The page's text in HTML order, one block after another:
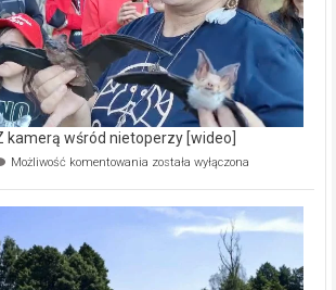
kamerą wśród nietoperzy [wideo]
Możliwość komentowania Ekologiczne
kamerą
wśród
została wyłączona